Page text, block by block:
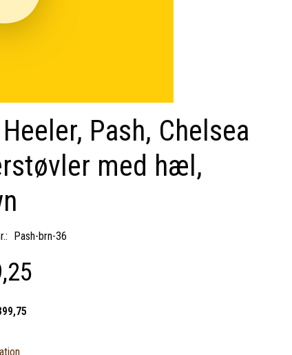
Pash, Chelsea
med hæl,
Pash-brn-36